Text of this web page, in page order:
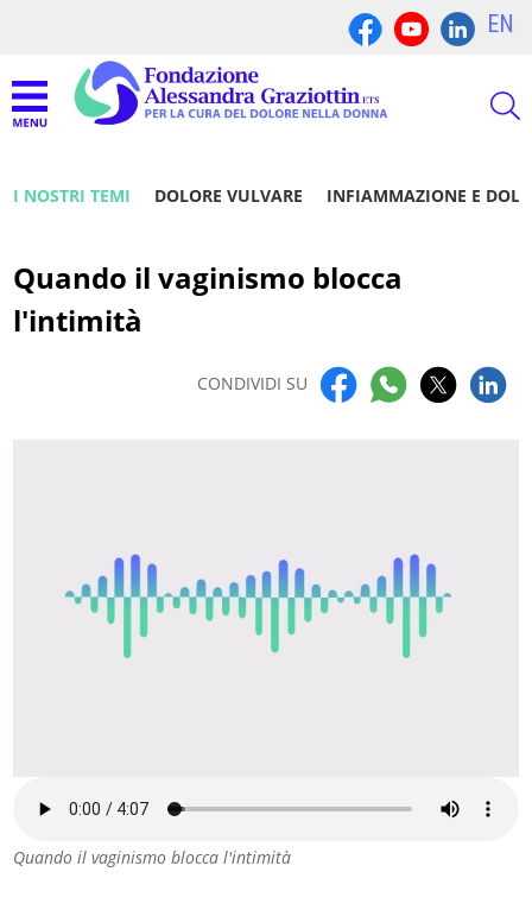
EN
I NOSTRI TEMI DOLORE VULVARE INFIAMMAZIONE E
Quando il vaginismo blocca
l'intimità
CONDIVIDI SU
Quando il vaginismo blocca l'intimità